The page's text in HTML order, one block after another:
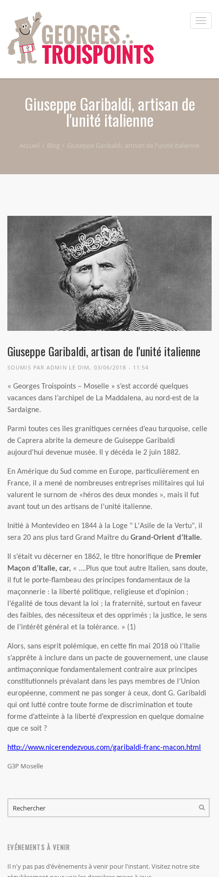
Toggle
Giuseppe Garibaldi, artisan de
l'unité italienne
Accueil Blog Giuseppe Garibaldi, artisan de l'unité italienne
Giuseppe Garibaldi, artisan de l'unité italienne
SOUMIS PARADMIN LE DIM, 03/06/2018 - 11:54
« Georges Troispoints – Moselle » s’est accordé quelques
vacances dans l’archipel de La Maddalena, au nord-est de la
Sardaigne.
Parmi toutes ces îles granitiques cernées d’eau turquoise, celle
de Caprera abrite la demeure de Guiseppe Garibaldi
aujourd’hui devenue musée. Il y décéda le 2 juin 1882.
En Amérique du Sud comme en Europe, particulièrement en
France, il a mené de nombreuses entreprises militaires qui lui
valurent le surnom de «héros des deux mondes », mais il fut
avant tout un des artisans de l’unité italienne.
Initié à Montevideo en 1844 à la Loge " L'Asile de la Vertu", il
sera 20 ans plus tard Grand Maître du Grand-Orient d’Italie.
Il s’était vu décerner en 1862, le titre honorifique de Premier
Maçon d’Italie, car, « ….Plus que tout autre Italien, sans doute,
il fut le porte-flambeau des principes fondamentaux de la
maçonnerie : la liberté politique, religieuse et d’opinion ;
l’égalité de tous devant la loi ; la fraternité, surtout en faveur
des faibles, des nécessiteux et des opprimés ; la justice, le sens
de l’intérêt général et la tolérance. » (1)
Alors, sans esprit polémique, en cette fin mai 2018 où l’Italie
s’apprête à inclure dans un pacte de gouvernement, une clause
antimaçonnique fondamentalement contraire aux principes
constitutionnels prévalant dans les pays membres de l’Union
européenne, comment ne pas songer à ceux, dont G. Garibaldi
qui ont lutté contre toute forme de discrimination et toute
forme d’atteinte à la liberté d’expression en quelque domaine
que ce soit ?
http://www.nicerendezvous.com/garibaldi-franc-macon.html
G3P Moselle
FORMULAIRE DE RECHERCHE
EVÉNEMENTS À VENIR
Il n'y pas pas d'évènements à venir pour l'instant. Visitez notre site